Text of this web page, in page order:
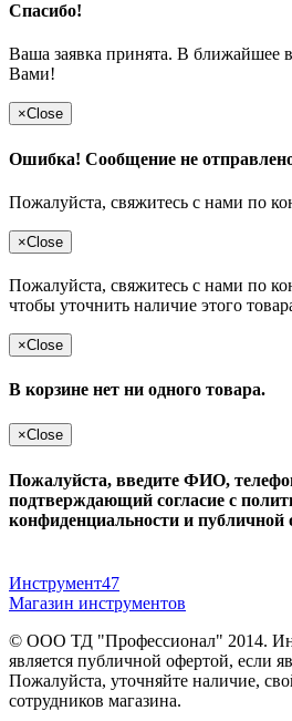
Спасибо!
Ваша заявка принята. В ближайшее
Вами!
×Close
Ошибка! Сообщение не
Пожалуйста, свяжитесь с нами по
×Close
Пожалуйста, свяжитесь с нами по
чтобы уточнить наличие этого
×Close
В корзине нет ни одного товара.
×Close
Пожалуйста, введите ФИО,
подтверждающий согласие с
конфиденциальности и публичной
Инструмент47
Магазин инструментов
© ООО ТД "Профессионал" 2014.
является публичной офертой, если
Пожалуйста, уточняйте наличие,
сотрудников магазина.